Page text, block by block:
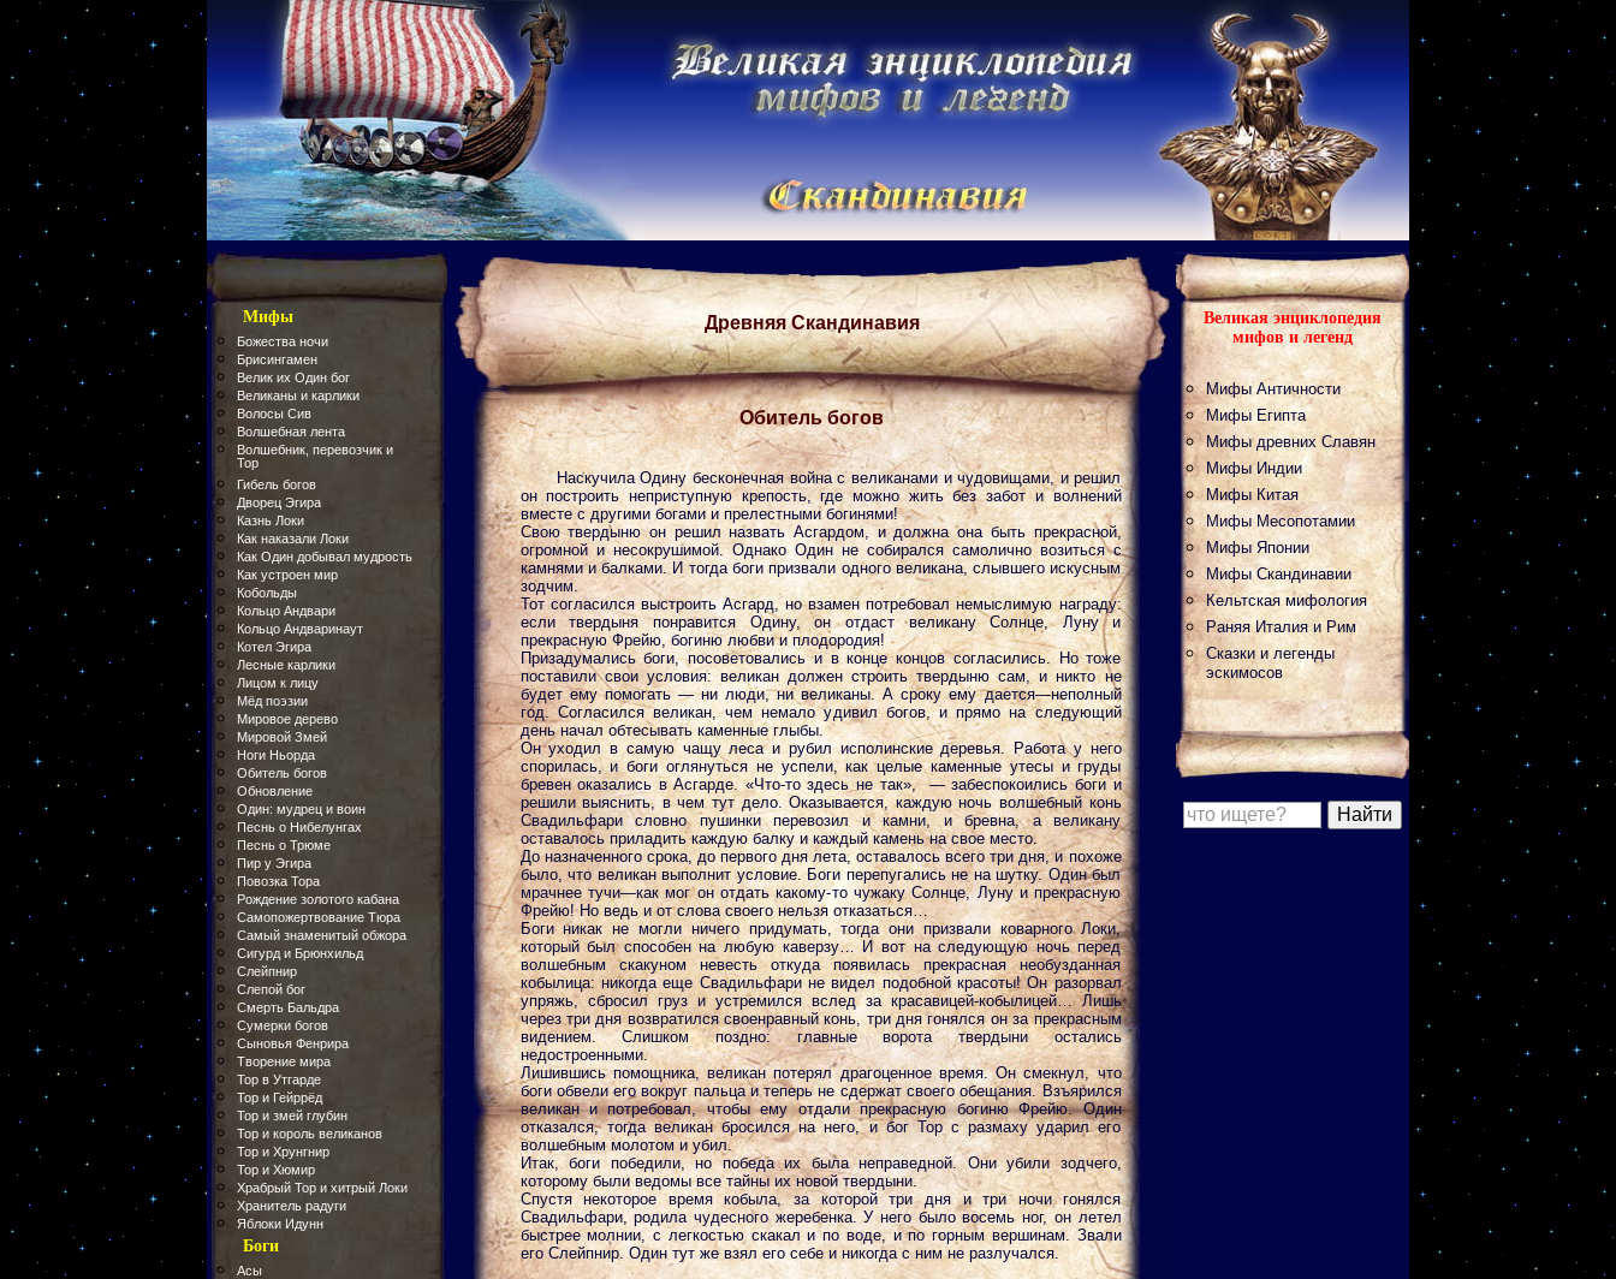
Мифы
Божества ночи
Брисингамен
Велик их Один бог
Великаны и карлики
Волосы Сив
Волшебная лента
Волшебник, перевозчик и
Тор
Гибель богов
Дворец Эгира
Казнь Локи
Как наказали Локи
Как Один добывал мудрость
Как устроен мир
Кобольды
Кольцо Андвари
Кольцо Андваринаут
Котел Эгира
Лесные карлики
Лицом к лицу
Мёд поэзии
Мировое дерево
Мировой Змей
Ноги Ньорда
Обитель богов
Обновление
Один: мудрец и воин
Песнь о Нибелунгах
Песнь о Трюме
Пир у Эгира
Повозка Тора
Рождение золотого кабана
Самопожертвование Тюра
Самый знаменитый обжора
Сигурд и Брюнхильд
Слейпнир
Слепой бог
Смерть Бальдра
Сумерки богов
Сыновья Фенрира
Творение мира
Тор в Утгарде
Тор и Гейррёд
Тор и змей глубин
Тор и король великанов
Тор и Хрунгнир
Тор и Хюмир
Храбрый Тор и хитрый Локи
Хранитель радуги
Яблоки Идунн
Боги
Асы
Древняя Скандинавия
Обитель богов
Наскучила Одину бесконечная война с великанами и чудовищами, и решил
он построить неприступную крепость, где можно жить без забот и волнений
вместе с другими богами и прелестными богинями!
Свою твердыню он решил назвать Асгардом, и должна она быть прекрасной,
огромной и несокрушимой. Однако Один не собирался самолично возиться с
камнями и балками. И тогда боги призвали одного великана, слывшего искусным
зодчим.
Тот согласился выстроить Асгард, но взамен потребовал немыслимую награду:
если твердыня понравится Одину, он отдаст великану Солнце, Луну и
прекрасную Фрейю, богиню любви и плодородия!
Призадумались боги, посоветовались и в конце концов согласились. Но тоже
поставили свои условия: великан должен строить твердыню сам, и никто не
будет ему помогать — ни люди, ни великаны. А сроку ему дается—неполный
год. Согласился великан, чем немало удивил богов, и прямо на следующий
день начал обтесывать каменные глыбы.
Он уходил в самую чащу леса и рубил исполинские деревья. Работа у него
спорилась, и боги оглянуться не успели, как целые каменные утесы и груды
бревен оказались в Асгарде. «Что-то здесь не так», — забеспокоились боги и
решили выяснить, в чем тут дело. Оказывается, каждую ночь волшебный конь
Свадильфари словно пушинки перевозил и камни, и бревна, а великану
оставалось приладить каждую балку и каждый камень на свое место.
До назначенного срока, до первого дня лета, оставалось всего три дня, и похоже
было, что великан выполнит условие. Боги перепугались не на шутку. Один был
мрачнее тучи—как мог он отдать какому-то чужаку Солнце, Луну и прекрасную
Фрейю! Но ведь и от слова своего нельзя отказаться…
Боги никак не могли ничего придумать, тогда они призвали коварного Локи,
который был способен на любую каверзу… И вот на следующую ночь перед
волшебным скакуном невесть откуда появилась прекрасная необузданная
кобылица: никогда еще Свадильфари не видел подобной красоты! Он разорвал
упряжь, сбросил груз и устремился вслед за красавицей-кобылицей… Лишь
через три дня возвратился своенравный конь, три дня гонялся он за прекрасным
видением. Слишком поздно: главные ворота твердыни остались
недостроенными.
Лишившись помощника, великан потерял драгоценное время. Он смекнул, что
боги обвели его вокруг пальца и теперь не сдержат своего обещания. Взъярился
великан и потребовал, чтобы ему отдали прекрасную богиню Фрейю. Один
отказался, тогда великан бросился на него, и бог Тор с размаху ударил его
волшебным молотом и убил.
Итак, боги победили, но победа их была неправедной. Они убили зодчего,
которому были ведомы все тайны их новой твердыни.
Спустя некоторое время кобыла, за которой три дня и три ночи гонялся
Свадильфари, родила чудесного жеребенка. У него было восемь ног, он летел
быстрее молнии, с легкостью скакал и по воде, и по горным вершинам. Звали
его Слейпнир. Один тут же взял его себе и никогда с ним не разлучался.
Великая энциклопедия
мифов и легенд
Мифы Античности
Мифы Египта
Мифы древних Славян
Мифы Индии
Мифы Китая
Мифы Месопотамии
Мифы Японии
Мифы Скандинавии
Кельтская мифология
Раняя Италия и Рим
Сказки и легенды
эскимосов